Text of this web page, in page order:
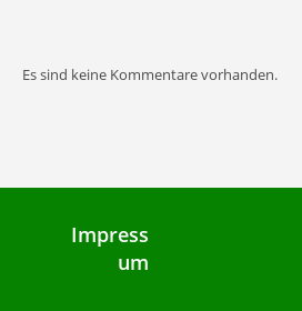
Es sind keine Kommentare vorhanden.
Impress
um